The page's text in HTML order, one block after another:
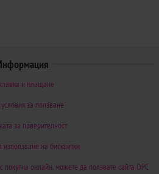
и плащане
за ползване
за поверителност
използване на бисквитки
покупка онлайн, можете да ползвате сайта ОРС